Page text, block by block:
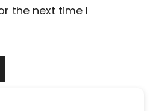
the next time I